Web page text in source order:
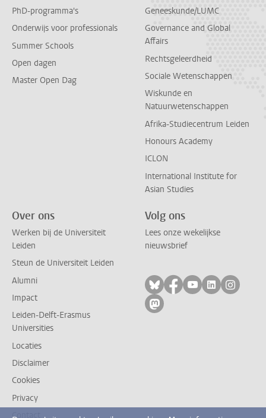
PhD-programma's
Onderwijs voor professionals
Summer Schools
Open dagen
Master Open Dag
Geneeskunde/LUMC
Governance and Global
Affairs
Rechtsgeleerdheid
Sociale Wetenschappen
Wiskunde en
Natuurwetenschappen
Afrika-Studiecentrum Leiden
Honours Academy
ICLON
International Institute for
Asian Studies
Over ons
Werken bij de Universiteit
Leiden
Steun de Universiteit Leiden
Alumni
Impact
Leiden-Delft-Erasmus
Universities
Locaties
Disclaimer
Cookies
Privacy
Contact
Volg ons
Lees onze wekelijkse
nieuwsbrief
Volg ons op bluesky
Volg ons op
Volg ons op
Volg ons
Volg
Volg ons op mastodon